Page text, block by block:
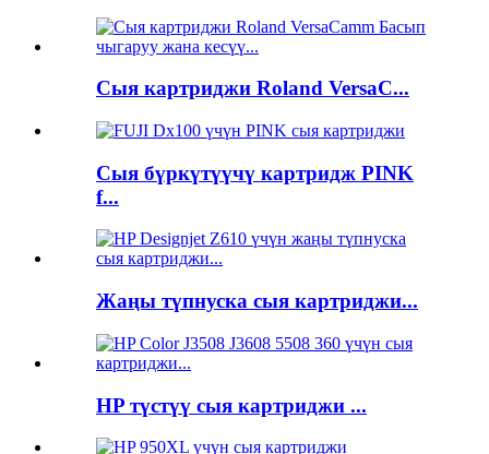
Сыя картриджи Roland VersaC...
Сыя бүркүтүүчү картридж PINK
f...
Жаңы түпнуска сыя картриджи...
HP түстүү сыя картриджи ...